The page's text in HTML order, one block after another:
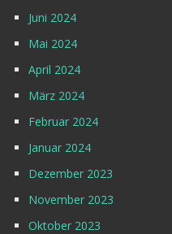
Juni 2024
Mai 2024
April 2024
März 2024
Februar 2024
Januar 2024
Dezember 2023
November 2023
Oktober 2023